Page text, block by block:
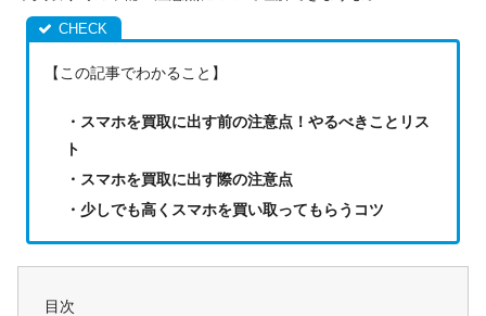
【この記事でわかること】
・スマホを買取に出す前の注意点！やるべきことリス
ト
・スマホを買取に出す際の注意点
・少しでも高くスマホを買い取ってもらうコツ
目次